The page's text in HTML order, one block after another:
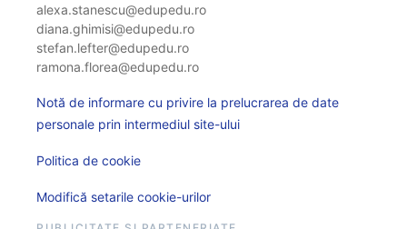
alexa.stanescu@edupedu.ro
diana.ghimisi@edupedu.ro
stefan.lefter@edupedu.ro
ramona.florea@edupedu.ro
Notă de informare cu privire la prelucrarea de date
personale prin intermediul site-ului
Politica de cookie
Modifică setarile cookie-urilor